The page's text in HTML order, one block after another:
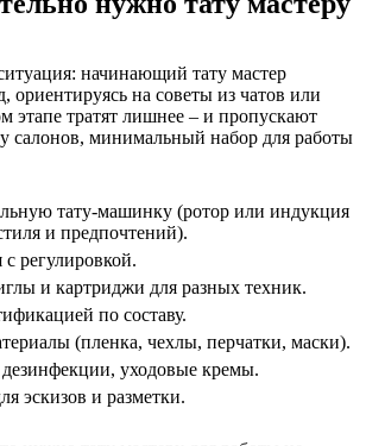
начинающий тату мастер
ориентируясь на советы из чатов или
этапе тратят лишнее – и пропускают
салонов, минимальный набор для работы
тату-машинку (ротор или индукция
и предпочтений).
регулировкой.
и картриджи для разных техник.
по составу.
(пленка, чехлы, перчатки, маски).
дезинфекции, уходовые кремы.
эскизов и разметки.